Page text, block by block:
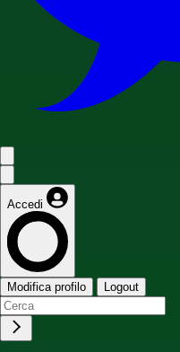
Accedi
Modifica profilo Logout